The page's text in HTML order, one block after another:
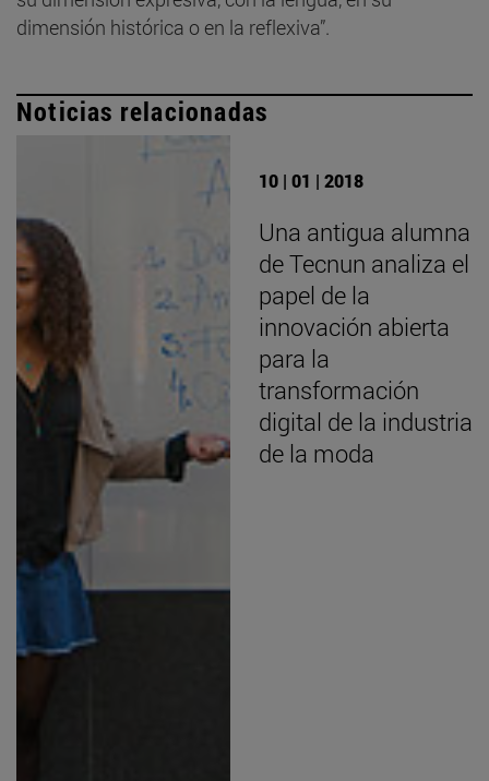
dimensión histórica o en la reflexiva”.
Noticias relacionadas
10 | 01 | 2018
Una antigua alumna
de Tecnun analiza el
papel de la
innovación abierta
para la
transformación
digital de la industria
de la moda